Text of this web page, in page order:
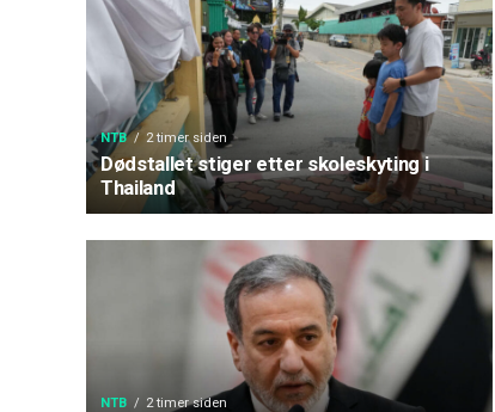
NTB 2 timer siden
Dødstallet stiger etter skoleskyting i
Thailand
NTB 2 timer siden